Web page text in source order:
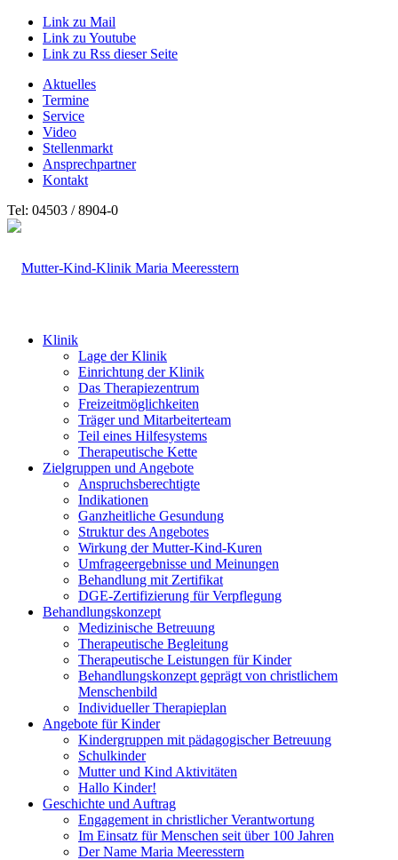
Link zu Mail
Link zu Youtube
Link zu Rss dieser Seite
Aktuelles
Termine
Service
Video
Stellenmarkt
Ansprechpartner
Kontakt
Tel: 04503 / 8904-0
Klinik
Lage der Klinik
Einrichtung der Klinik
Das Therapiezentrum
Freizeitmöglichkeiten
Träger und Mitarbeiterteam
Teil eines Hilfesystems
Therapeutische Kette
Zielgruppen und Angebote
Anspruchsberechtigte
Indikationen
Ganzheitliche Gesundung
Struktur des Angebotes
Wirkung der Mutter-Kind-Kuren
Umfrageergebnisse und Meinungen
Behandlung mit Zertifikat
DGE-Zertifizierung für Verpflegung
Behandlungskonzept
Medizinische Betreuung
Therapeutische Begleitung
Therapeutische Leistungen für Kinder
Behandlungskonzept geprägt von christlichem
Menschenbild
Individueller Therapieplan
Angebote für Kinder
Kindergruppen mit pädagogischer Betreuung
Schulkinder
Mutter und Kind Aktivitäten
Hallo Kinder!
Geschichte und Auftrag
Engagement in christlicher Verantwortung
Im Einsatz für Menschen seit über 100 Jahren
Der Name Maria Meeresstern